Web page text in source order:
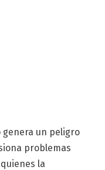
genera un peligro
problemas
la